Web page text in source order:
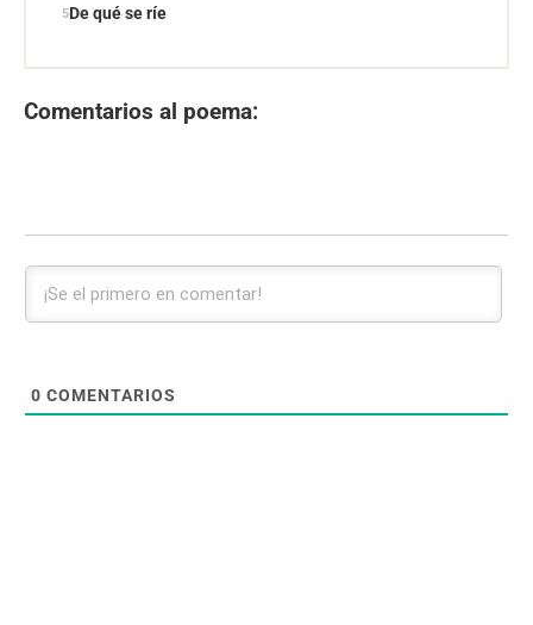
De qué se ríe
Comentarios al poema:
0 COMENTARIOS